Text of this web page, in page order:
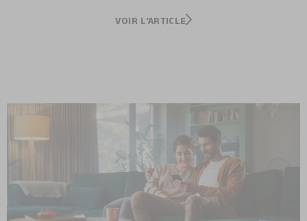
VOIR L'ARTICLE